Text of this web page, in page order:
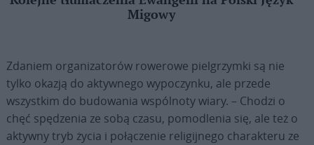
Migowy
Zdaniem organizatorów rowerowe pielgrzymki są nie
tylko okazją do aktywnego wypoczynku, ale przede
wszystkim do budowania wspólnoty wiary. – Chodzi o
chęć spędzenia ze sobą czasu, pomodlenia się, ale też o
aktywny tryb życia i połączenie religijnego charakteru ze